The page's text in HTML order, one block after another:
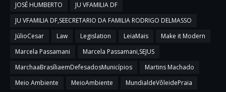
JOSÉ HUMBERTO
JU VFAMILIA DF
JU VFAMILIA DF,SEECRETARIO DA FAMILIA RODRIGO DELMASSO
JúlioCesar
Law Legislation LeiaMais
Make it Modern
Marcela Passamani
Marcela Passamani,SEJUS
MarchaaBrasíliaemDefesadosMunicípios
Martins Machado
Meio Ambiente
MeioAmbiente
MundialdeVôleidePraia